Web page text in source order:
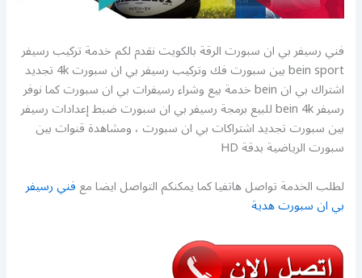
فني رسيفر بي ان سبورت الرقة بالكويت نقدم لكم خدمة تركيب رسيفر
bein sport بين سبورت فك وتركيب رسيفر بي ان سبورت 4k تجديد
اشتراك بي ان bein خدمة بيع وشراء رسيفرات بي ان سبورت كما نوفر
رسيفر bein 4k للبيع برمجة رسيفر بي ان سبورت ضبط إعدادات رسيفر
بين سبورت تجديد اشتراكات بي ان سبورت ، ومشاهدة قنوات بين
سبورت الرياضية بدقة HD
لطلب الخدمة تواصل هاتفيا كما يمكنكم التواصل ايضا معفني رسيفر
بي ان سبورت هدية